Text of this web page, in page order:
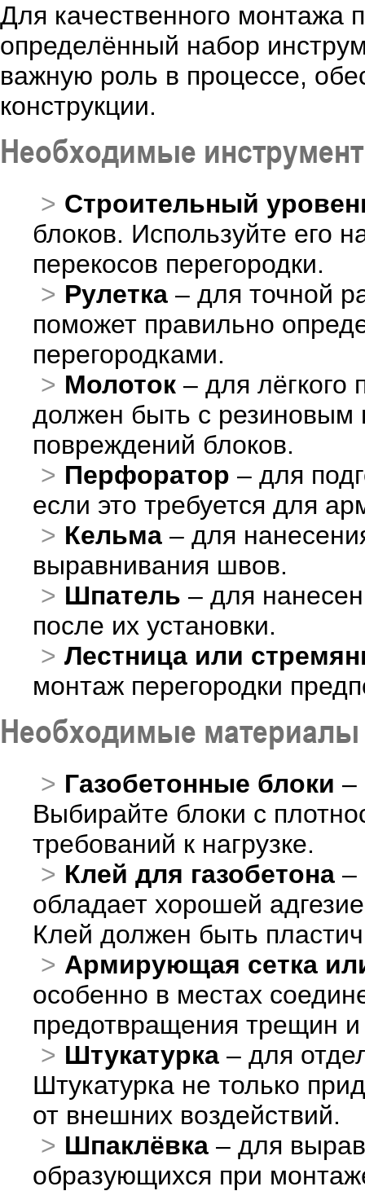
Для качественного монтажа
определённый набор
важную роль в процессе,
конструкции.
Необходимые
Строительный
блоков. Используйте его
перекосов перегородки.
Рулетка – для точной
поможет правильно
перегородками.
Молоток – для лёгкого
должен быть с резиновым
повреждений блоков.
Перфоратор – для
если это требуется для
Кельма – для
выравнивания швов.
Шпатель – для
после их установки.
Лестница или
монтаж перегородки
Необходимые материалы
Газобетонные блоки –
Выбирайте блоки с
требований к нагрузке.
Клей для газобетона –
обладает хорошей
Клей должен быть
Армирующая сетка
особенно в местах
предотвращения трещин
Штукатурка – для
Штукатурка не только
от внешних воздействий.
Шпаклёвка – для
образующихся при